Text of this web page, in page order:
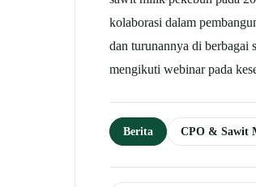
kolaborasi dalam
dan turunannya di berbagai
mengikuti webinar pada
Berita CPO & Sawit